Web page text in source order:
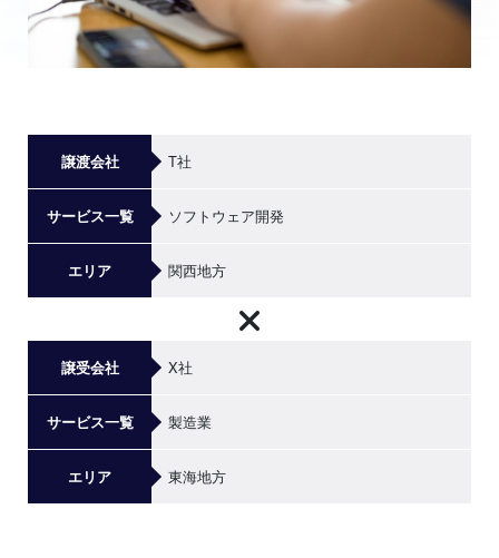
譲渡会社 T社
サービス一覧 ソフトウェア開発
エリア 関西地方
譲受会社 X社
サービス一覧 製造業
エリア 東海地方